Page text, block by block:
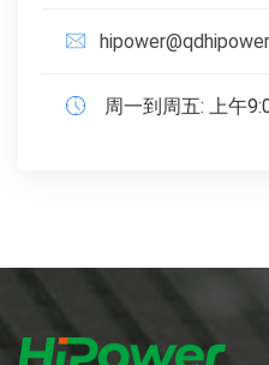
周一到周五: 上午